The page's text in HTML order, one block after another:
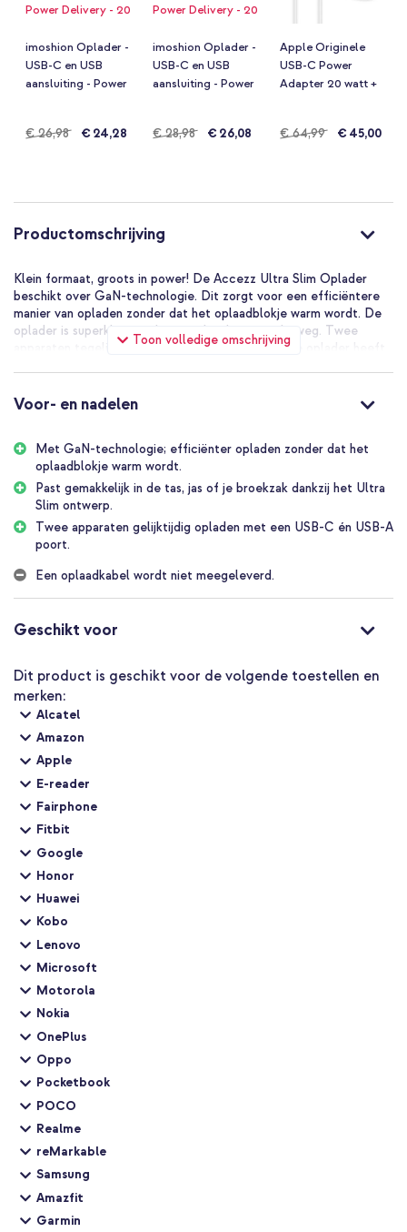
imoshion Oplader -
USB-C en USB
aansluiting - Power
kabel - 1 meter - Wit
Normale
€ 26,98 € 24,28
imoshion Oplader -
USB-C en USB
aansluiting - Power
kabel - 2 meter - Wit
Normale
€ 28,98 € 26,08
Apple Originele
USB-C Power
Adapter 20 watt +
oplaadkabel - 2
Normale
€ 64,99 € 45,00
Productomschrijving
Toon volledige omschrijving
Klein formaat, groots in power! De Accezz Ultra Slim Oplader
beschikt over GaN-technologie. Dit zorgt voor een efficiëntere
manier van opladen zonder dat het oplaadblokje warm wordt. De
oplader is superklein en daarom ideaal voor onderweg. Twee
apparaten tegelijk opladen is geen probleem; deze oplader heeft
De Accezz Ultra Slim GaN Oplader in het kort:
Een USB-C poort met snelladen tot 45W
Een USB-A poort met snelladen tot 18W
Twee apparaten tegelijk opladen met een totale output van
42W
Oplader met minimale warmteproductie waardoor het blokje
minder warm wordt
Inclusief 1 jaar garantie
Je apparaten snel opladen met een kleine, maar krachtige
oplader? Ga dan voor de Accezz Ultra Slim Oplader met GaN-
technologie!
Voor- en nadelen
Met GaN-technologie; efficiënter opladen zonder dat het
oplaadblokje warm wordt.
Past gemakkelijk in de tas, jas of je broekzak dankzij het Ultra
Slim ontwerp.
Twee apparaten gelijktijdig opladen met een USB-C én USB-A
poort.
Een oplaadkabel wordt niet meegeleverd.
Geschikt voor
Dit product is geschikt voor de volgende toestellen en
merken:
Alcatel
Amazon
Apple
E-reader
Fairphone
Fitbit
Google
Honor
Huawei
Kobo
Lenovo
Microsoft
Motorola
Nokia
OnePlus
Oppo
Pocketbook
POCO
Realme
reMarkable
Samsung
Amazfit
Garmin